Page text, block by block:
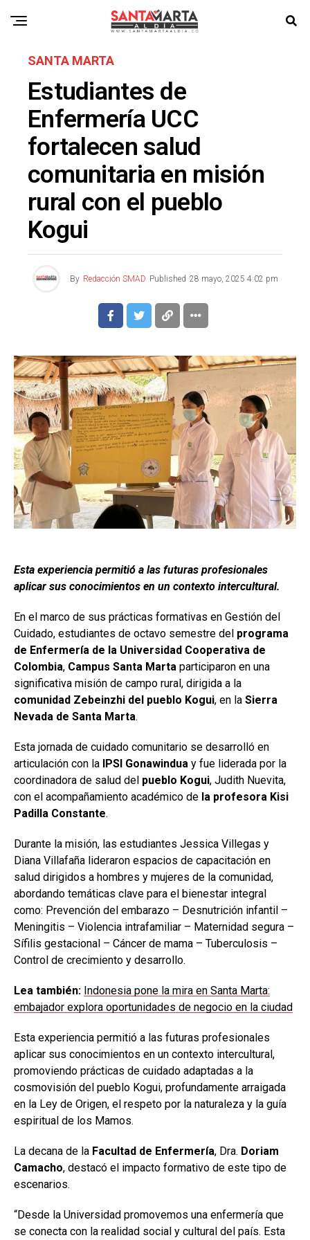
SANTA MARTA
Estudiantes de
Enfermería UCC
fortalecen salud
comunitaria en misión
rural con el pueblo
Kogui
By Redacción SMAD Published 28 mayo, 2025 4:02 pm
Esta experiencia permitió a las futuras profesionales
aplicar sus conocimientos en un contexto intercultural.
​En el marco de sus prácticas formativas en Gestión del
Cuidado, estudiantes de octavo semestre del programa
de Enfermería de la Universidad Cooperativa de
Colombia, Campus Santa Marta participaron en una
significativa misión de campo rural, dirigida a la
comunidad Zebeinzhi del pueblo Kogui, en la Sierra
Nevada de Santa Marta.
Esta jornada de cuidado comunitario se desarrolló en
articulación con la IPSI Gonawindua y fue liderada por la
coordinadora de salud del pueblo Kogui, Judith Nuevita,
con el acompañamiento académico de la profesora Kisi
Padilla Constante.
Durante la misión, las estudiantes Jessica Villegas y
Diana Villafaña lideraron espacios de capacitación en
salud dirigidos a hombres y mujeres de la comunidad,
abordando temáticas clave para el bienestar integral
como: Prevención del embarazo – Desnutrición infantil –
Meningitis – Violencia intrafamiliar – Maternidad segura –
Sífilis gestacional – Cáncer de mama – Tuberculosis –
Control de crecimiento y desarrollo.
Lea también: Indonesia pone la mira en Santa Marta:
embajador explora oportunidades de negocio en la ciudad
Esta experiencia permitió a las futuras profesionales
aplicar sus conocimientos en un contexto intercultural,
promoviendo prácticas de cuidado adaptadas a la
cosmovisión del pueblo Kogui, profundamente arraigada
en la Ley de Origen, el respeto por la naturaleza y la guía
espiritual de los Mamos.
La decana de la Facultad de Enfermería, Dra. Doriam
Camacho, destacó el impacto formativo de este tipo de
escenarios.
“Desde la Universidad promovemos una enfermería que
se conecta con la realidad social y cultural del país. Esta